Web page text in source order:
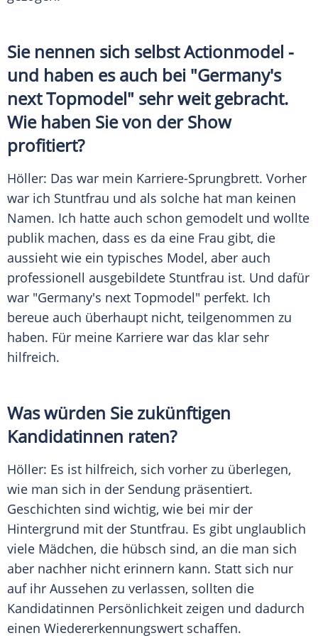
Sie nennen sich selbstActionmodel -
und haben es auch bei "Germany's
next Topmodel" sehr weit gebracht.
Wie haben Sie von der Show
profitiert?
Höller: Das war mein Karriere-Sprungbrett. Vorher
war ich Stuntfrau und als solche hat man keinen
Namen. Ich hatte auch schon gemodelt und wollte
publik machen, dass es da eine Frau gibt, die
aussieht wie ein typisches Model, aber auch
professionell ausgebildete Stuntfrau ist. Und dafür
war "Germany's next Topmodel" perfekt. Ich
bereue auch überhaupt nicht, teilgenommen zu
haben. Für meine Karriere war das klar sehr
hilfreich.
Was würden Sie zukünftigen
Kandidatinnen raten?
Höller: Es ist hilfreich, sich vorher zu überlegen,
wie man sich in der Sendung präsentiert.
Geschichten sind wichtig, wie bei mir der
Hintergrund mit der Stuntfrau. Es gibt unglaublich
viele Mädchen, die hübsch sind, an die man sich
aber nachher nicht erinnern kann. Statt sich nur
auf ihr Aussehen zu verlassen, sollten die
Kandidatinnen Persönlichkeit zeigen und dadurch
einen Wiedererkennungswert schaffen.